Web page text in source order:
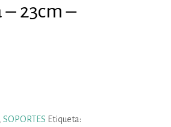
23cm –
SOPORTES Etiqueta: